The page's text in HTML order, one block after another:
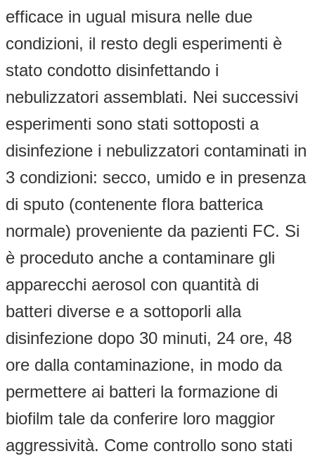
efficace in ugual misura nelle due
condizioni, il resto degli esperimenti è
stato condotto disinfettando i
nebulizzatori assemblati. Nei successivi
esperimenti sono stati sottoposti a
disinfezione i nebulizzatori contaminati in
3 condizioni: secco, umido e in presenza
di sputo (contenente flora batterica
normale) proveniente da pazienti FC. Si
è proceduto anche a contaminare gli
apparecchi aerosol con quantità di
batteri diverse e a sottoporli alla
disinfezione dopo 30 minuti, 24 ore, 48
ore dalla contaminazione, in modo da
permettere ai batteri la formazione di
biofilm tale da conferire loro maggior
aggressività. Come controllo sono stati